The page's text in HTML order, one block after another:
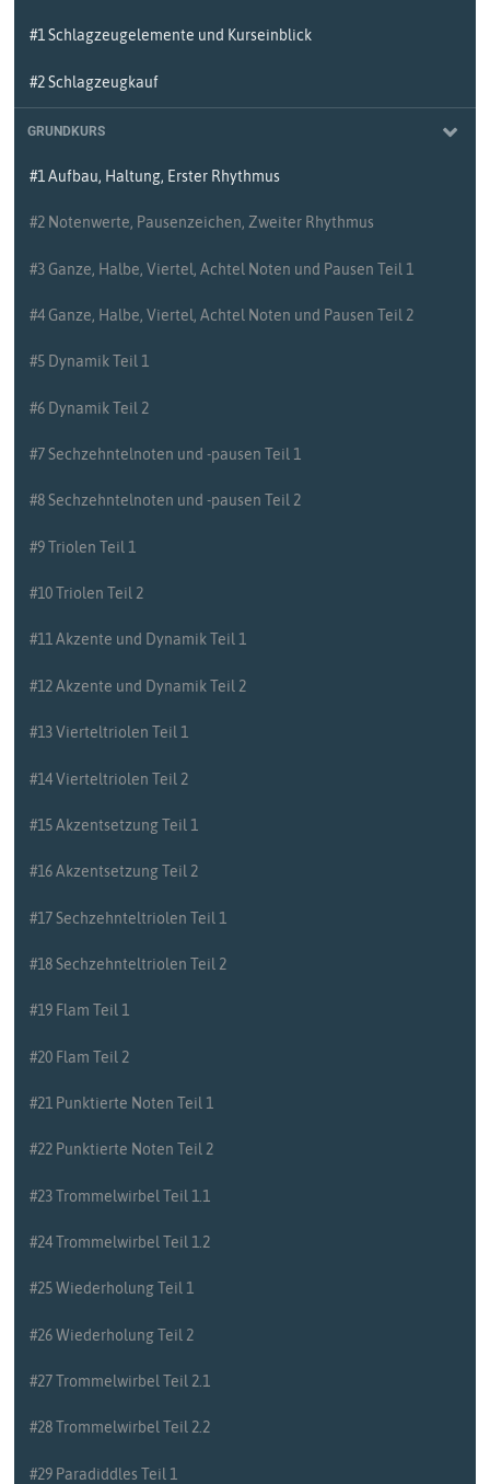
#1 Schlagzeugelemente und Kurseinblick
#2 Schlagzeugkauf
GRUNDKURS
#1 Aufbau, Haltung, Erster Rhythmus
#2 Notenwerte, Pausenzeichen, Zweiter Rhythmus
#3 Ganze, Halbe, Viertel, Achtel Noten und Pausen Teil 1
#4 Ganze, Halbe, Viertel, Achtel Noten und Pausen Teil 2
#5 Dynamik Teil 1
#6 Dynamik Teil 2
#7 Sechzehntelnoten und -pausen Teil 1
#8 Sechzehntelnoten und -pausen Teil 2
#9 Triolen Teil 1
#10 Triolen Teil 2
#11 Akzente und Dynamik Teil 1
#12 Akzente und Dynamik Teil 2
#13 Vierteltriolen Teil 1
#14 Vierteltriolen Teil 2
#15 Akzentsetzung Teil 1
#16 Akzentsetzung Teil 2
#17 Sechzehnteltriolen Teil 1
#18 Sechzehnteltriolen Teil 2
#19 Flam Teil 1
#20 Flam Teil 2
#21 Punktierte Noten Teil 1
#22 Punktierte Noten Teil 2
#23 Trommelwirbel Teil 1.1
#24 Trommelwirbel Teil 1.2
#25 Wiederholung Teil 1
#26 Wiederholung Teil 2
#27 Trommelwirbel Teil 2.1
#28 Trommelwirbel Teil 2.2
#29 Paradiddles Teil 1